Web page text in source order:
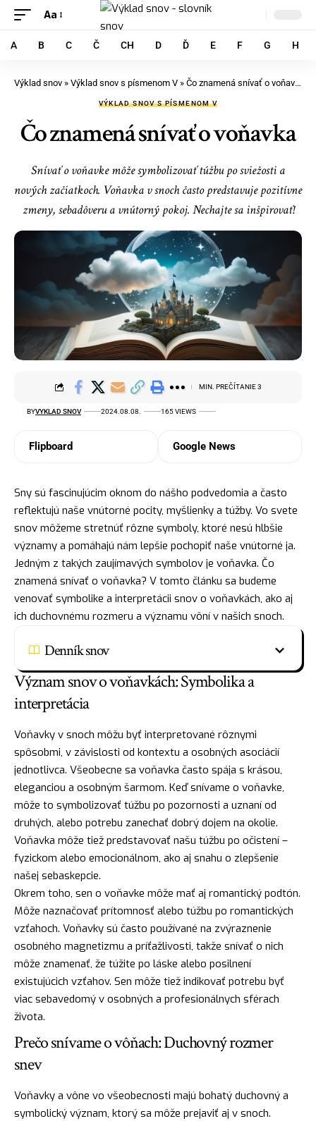
Aa
A B C Č CH D Ď E F G H
Výklad snov » Výklad snov s písmenom V » Čo znamená snívať o voňavka
VÝKLAD SNOV S PÍSMENOM V
Čo znamená snívať o voňavka
Snívať o voňavke môže symbolizovať túžbu po sviežosti a
nových začiatkoch. Voňavka v snoch často predstavuje pozitívne
zmeny, sebadôveru a vnútorný pokoj. Nechajte sa inšpirovať!
BYVYKLAD SNOV 2024.08.08. 165 VIEWS
MIN. PREČÍTANIE 3
Flipboard Google News
Sny sú fascinujúcim oknom do nášho podvedomia a často
reflektujú naše vnútorné pocity, myšlienky a túžby. Vo svete
snov môžeme stretnúť rôzne symboly, ktoré nesú hlbšie
významy a pomáhajú nám lepšie pochopiť naše vnútorné ja.
Jedným z takých zaujímavých symbolov je voňavka. Čo
znamená snívať o voňavka? V tomto článku sa budeme
venovať symbolike a interpretácii snov o voňavkách, ako aj
ich duchovnému rozmeru a významu vôní v našich snoch.
Denník snov
Význam snov o voňavkách: Symbolika a
interpretácia
Voňavky v snoch môžu byť interpretované rôznymi
spôsobmi, v závislosti od kontextu a osobných asociácií
jednotlivca. Všeobecne sa voňavka často spája s krásou,
eleganciou a osobným šarmom. Keď snívame o voňavke,
môže to symbolizovať túžbu po pozornosti a uznaní od
druhých, alebo potrebu zanechať dobrý dojem na okolie.
Voňavka môže tiež predstavovať našu túžbu po očistení –
fyzickom alebo emocionálnom, ako aj snahu o zlepšenie
našej sebaskepcie.
Okrem toho, sen o voňavke môže mať aj romantický podtón.
Môže naznačovať prítomnosť alebo túžbu po romantických
vzťahoch. Voňavky sú často používané na zvýraznenie
osobného magnetizmu a príťažlivosti, takže snívať o nich
môže znamenať, že túžite po láske alebo posilnení
existujúcich vzťahov. Sen môže tiež indikovať potrebu byť
viac sebavedomý v osobných a profesionálnych sférach
života.
Prečo snívame o vôňach: Duchovný rozmer
snev
Voňavky a vône vo všeobecnosti majú bohatý duchovný a
symbolický význam, ktorý sa môže prejaviť aj v snoch.